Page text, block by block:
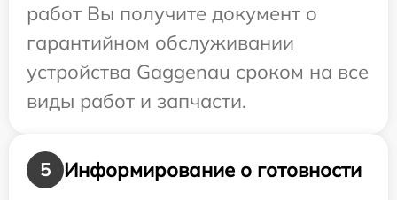
работ Вы получите документ о
гарантийном обслуживании
устройства Gaggenau сроком на все
виды работ и запчасти.
5
Информирование о готовности